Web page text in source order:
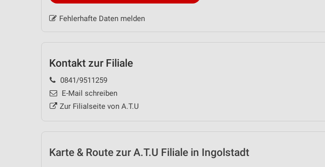
Fehlerhafte Daten melden
Kontakt zur Filiale
0841/9511259
E-Mail schreiben
Zur Filialseite von A.T.U
Karte & Route zur A.T.U Filiale in Ingolstadt